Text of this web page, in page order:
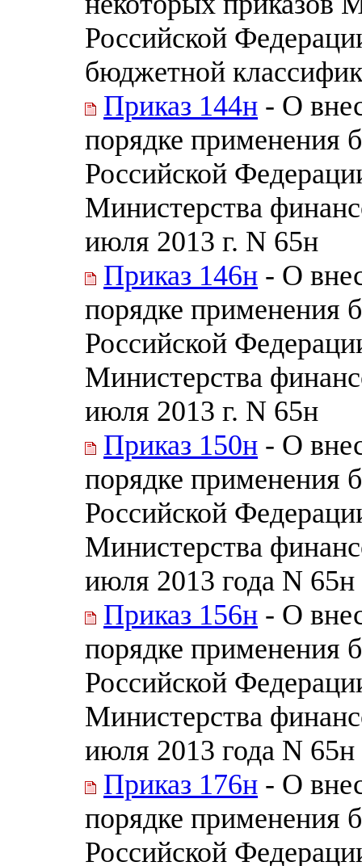
Российской
бюджетной
Приказ 144н - О
порядке применения
Российской
Министерства
июля 2013 г. N 65н
Приказ 146н - О
порядке применения
Российской
Министерства
июля 2013 г. N 65н
Приказ 150н - О
порядке применения
Российской
Министерства
июля 2013 года N 65н
Приказ 156н - О
порядке применения
Российской
Министерства
июля 2013 года N 65н
Приказ 176н - О
порядке применения
Российской